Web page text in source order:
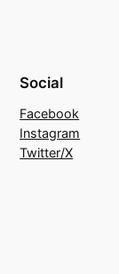
Social
Facebook
Instagram
Twitter/X